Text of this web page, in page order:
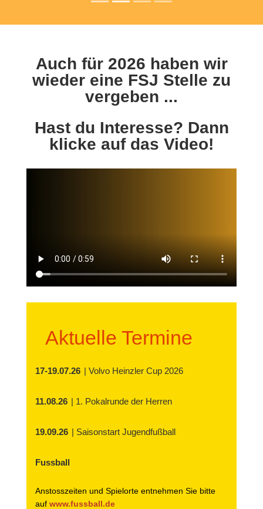
Auch für 2026 haben wir
wieder eine FSJ Stelle zu
vergeben ...
Hast du Interesse? Dann
klicke auf das Video!
Aktuelle Termine
17-19.07.26 | Volvo Heinzler Cup 2026
11.08.26 | 1. Pokalrunde der Herren
19.09.26 | Saisonstart Jugendfußball
Fussball
Anstosszeiten und Spielorte entnehmen Sie bitte
auf www.fussball.de